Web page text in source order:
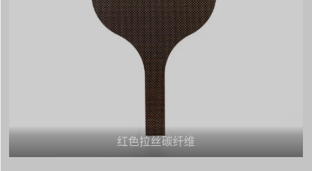
红色拉丝碳纤维